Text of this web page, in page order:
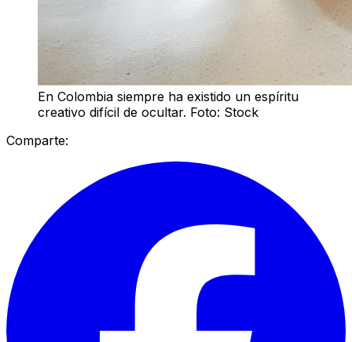
En Colombia siempre ha existido un espíritu
creativo difícil de ocultar. Foto: Stock
Comparte: